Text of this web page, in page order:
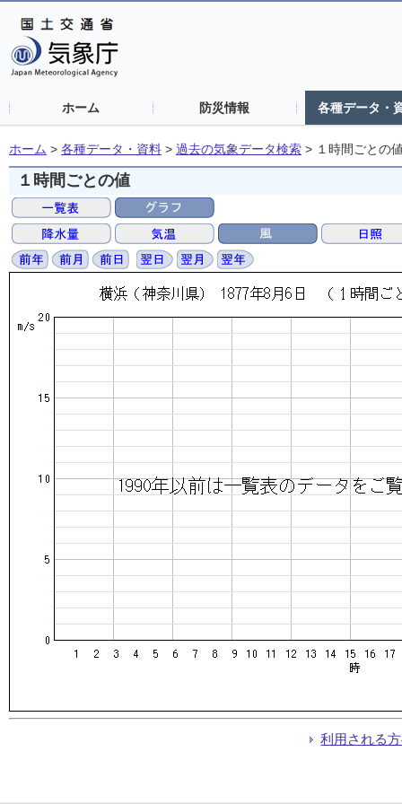
ホーム 防災情報 各種データ・
ホーム > 各種データ・資料 > 過去の気象データ検索 > １時間ごとの
１時間ごとの値
利用される